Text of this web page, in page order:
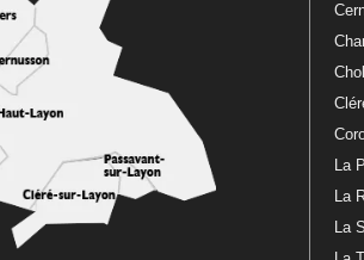
La
La
La